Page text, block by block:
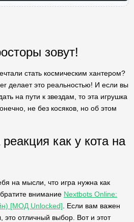
зовут!
стать космическим хантером?
делает это реальностью! И если вы
на пути к звездам, то эта игрушка
не без косяков, но об этом
как у кота на
на мысли, что игра нужна как
внимание Nextbots Online:
[МОД Unlocked] . Если вам важен
отличный выбор. Вот и этот